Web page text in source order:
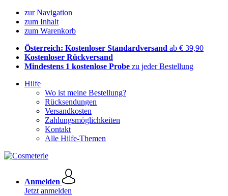
zur Navigation
zum Inhalt
zum Warenkorb
Österreich: Kostenloser Standardversand ab € 39,90
Kostenloser Rückversand
Mindestens 1 kostenlose Probe zu jeder Bestellung
Hilfe
Wo ist meine Bestellung?
Rücksendungen
Versandkosten
Zahlungsmöglichkeiten
Kontakt
Alle Hilfe-Themen
Anmelden
Jetzt anmelden